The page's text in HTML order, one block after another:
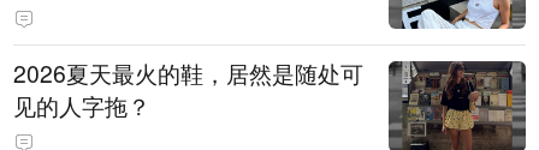
2026夏天最火的鞋，居然是随处可
见的人字拖？